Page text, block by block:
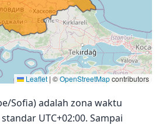
Leaflet | ©OpenStreetMapcontributors
Sofia) adalah zona waktu
UTC+02:00. Sampai